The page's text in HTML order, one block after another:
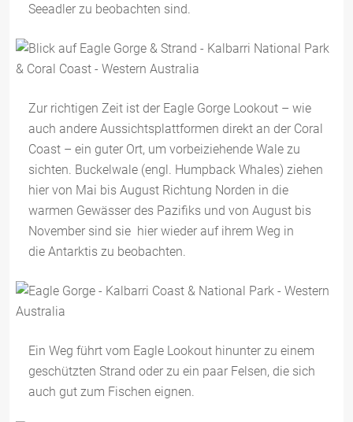
Seeadler zu beobachten sind.
Zur richtigen Zeit ist der Eagle Gorge Lookout – wie
auch andere Aussichtsplattformen direkt an der Coral
Coast – ein guter Ort, um vorbeiziehende Wale zu
sichten. Buckelwale (engl. Humpback Whales) ziehen
hier von Mai bis August Richtung Norden in die
warmen Gewässer des Pazifiks und von August bis
November sind sie hier wieder auf ihrem Weg in
die Antarktis zu beobachten.
Ein Weg führt vom Eagle Lookout hinunter zu einem
geschützten Strand oder zu ein paar Felsen, die sich
auch gut zum Fischen eignen.